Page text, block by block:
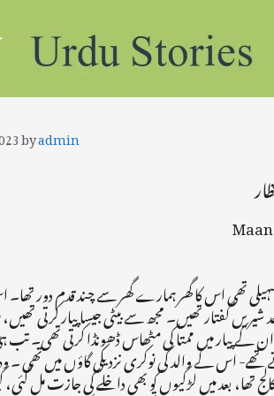
byadmin
سوا کسی اور کی دلہن بننا قبول نہیں ہے۔ میں نے روتے ہوئے قطعیت سے کہا۔ پھر تو ایک ہی راستہ ہے کہ ہم کسی بڑے شہر جا کر کورٹ میرج کر لیں اور تم گھر کو خیر باد کہہ دو اگر ایسا کر سکتی ہوتو میں زندگی کے آخری سانسوں تک تمہارا ساتھ نباہنے کو تیار ہوں۔ ٹھیک ہے، میں تمہارا ساتھ دوں گی تم جب کہو کے میں گھر چھوڑ کر تمہارے ساتھ نکل چلوں گی لیکن جلد ایسا کرنا ہوگا کیونکہ منگنی کی رسم سے پہلے ہی میں تمہاری ہو جانا چاہتی ہوں اور کسی اور کے نام کی انگھوٹھی اپنی انگلی میں نہیں پہننا چاہتی۔ اچھی طرح سوچ لو کیونکہ مجھے تم جب بھی کہو گی تم کو لے چلوں گا۔ میرا گھر چھوڑنے کا مسئلہ اتنا گھمبیر نہیں ہے جتنا کہ تمہارا ہے۔ سوچ لیا ہے کسی کے ساتھ سسک سسک کر جینے سے بہتر ہے تمہارے ساتھ خوشیوں بھری زندگی گزاروں۔ یہ میرا حق ہے کیونکہ میری سانسیں میرا بدن میری زندگی میری اپنی ہے۔ تو کیوں میں اپنی روح کو کسی اور کے شکنجے میں دوں۔ صرف دوسروں کی خوشنودی کی خاطر … وہ قائل نہ بھی تھا تو میں نے اس کو قائل کر لیا اور پھر ہم نے کورٹ میرج کا پروگرام بنا لیا۔ دن اور وقت طے ہو گیا۔ اس نے کہا کہ رات کو دو بجے میں تمہارا انتظار کروں گا- تمہارے گھر کے پیچھے گلی میں آجاؤں گا۔ جب رات کے دس بج گئے میں بہت پریشان ہو گئی۔ سوچ رہی تھی کہ گھر والے سب سو جائیں تو میں کپڑے تبدیل کروں اور بیگ میں تھوڑا سا سامان ضرورت کا اور چند جوڑے کپڑے رکھ لوں، بارہ بجے تک سب ہی سو گئے۔ تب میں نے نہا کر کپڑے بدلے۔ بال خشک کئے پھر بیگ تیار کیا، بہت آہستہ آہستہ سارے کام کئے کہ کھٹکا نہ ہو اور نہ کسی کی آنکھ کھلے۔ مقررہ وقت سے پانچ منٹ پہلے بیگ اٹھا کر میں گھر سے نکل آئی۔ دروازے کی کنڈی بھی نہیں لگائی کہ کھٹکا نہ ہو جائے۔ گھر کا پچھلا دروازہ جو عقبی کی طرف کھلتا تھا اس کو کھلا ہی چھوڑ دیا۔ چند قدم آگے آئی تو منیر ایک خالی مکان کی دیوار سے لگا کھڑا تھا۔ اس کو دیکھ کر جان میں جان آگئی اور وہ بھی مجھے دیکھتے ہی تیزی سے میری طرف آیا۔ میرا بیگ ہاتھ میں لے لیا اور تھوڑا سا چلنے کے بعد ہم گلی کے نکڑ پر پہنچے، جہاں اس نے گاڑی کھڑی کر رکھی تھی، شکر ہے کسی نے نہیں دیکھا اور ہم بحفاظت محلے سے نکل کر بڑی سڑک پر آگئے، اب ہمارا رخ لاہور کی طرف تھا۔ رات بھر سفر کے بعد صبح 10 بجے کے قریب ہم اب لاہور پہنچ گئے ۔ کافی تھکن ہورہی تھی لہذا منیر نے گاڑی ایک ہوٹل پر کھڑی کر دی اور ہم نے ہوٹل میں کمرہ کرائے پر لے لیا تا کہ کچھ آرام کرلیں۔ منیر نے اپنا شناختی کارڈ جمع کرا دیا تھا۔ ہمیں ہوٹل میں کرائے کا کمرہ مل گیا۔ ہم تھکے ہوئے اور کچھ خوفزدہ بھی تھے یہاں پرسکون ماحول ملا۔ بستر پر لیٹتے ہی نیند آگئی، دو بجے تک بے خبر سوتے ہے۔ دوپہر کو نہا دھو کر کھانا منگوایا۔ کھانا کھا کر منیر لیٹ گئے تو میں نے سوال کیا کہ گھر سے تو آگئے ہیں۔ اب بتاؤ آگے کیا کرنا ہے کہا تھوڑی دیر سوچنے دو کہ کیا کرنا ہے۔ پہلے نکاح کا انتظام کیا جائے تا کہ ہمارا ساتھ جائز رہے۔ وہی تو سوچ رہا ہوں یہاں لاہور ہائی کورٹ میں میرا ایک دوست وکالت کرتا ہے۔ اس کے پاس جاتا ہوں اس سے بات کر کے پھر تم کو آکر کورٹ لے جاؤں گا اور نکاح ہوگا۔ گواہوں کا انتظام بھی شاید وہی کر دے گا لیکن اس سے پہلے ہمیں رہائش کا سوچنا ہے نکاح کے بعد کہاں جائیں گے۔ عمر بھر تو اس ہوٹل میں نہیں رہ سکتے ، زیادہ سے زیادہ ایک ہفتہ رہ سکیں ے۔ کوئی مکان کرایہ پر تلاش کرنا ہوگا، ابھی فورتھ ائیر کے پرچے دینے ہیں۔ یہ سارے مسئلے حل ہو جائیں گے لیکن والدین کو جب پتہ چلے گا کہ ہم نکل آئے ہیں، وہ ہم کو تلاش کریں گے اس کا کیا ہوگا ….. اس سوال پر منیر نے متفکر ہو کر کہا ہاں یہ زیادہ سنگین مسئلہ ہے، مجھ پر پولیس کیس بھی بن سکتا ہے اور وہ اغوا کا پرچہ درج کر سکتے ہیں۔ میں نے اپنے گھر والوں کو بھی نہیں بتایا ہے یقیناً ان کو پولیس گرفتار کرے گی ، مشکلات کا سامنا انہیں کرنا پڑے گا۔ یہ باتیں ہم ڈسکس کر رہے تھے اور پریشان ہو رہے تھے کہ گھر سے قدم نکالتے وقت تو ایسا کچھ سوچا نہیں تھا اور اب یہ باتیں سوچ رہے تھے۔ اس وقت آنکھوں پرعشق کی پٹی بندھی ہوئی تھی ، معاشرتی حقائق اور مشکلات ذہن میں